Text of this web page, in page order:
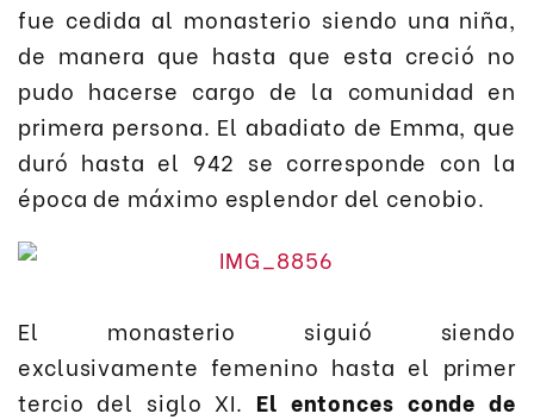
fue cedida al monasterio siendo una niña,
de manera que hasta que esta creció no
pudo hacerse cargo de la comunidad en
primera persona. El abadiato de Emma, que
duró hasta el 942 se corresponde con la
época de máximo esplendor del cenobio.
El monasterio siguió siendo
exclusivamente femenino hasta el primer
tercio del siglo XI. El entonces conde de